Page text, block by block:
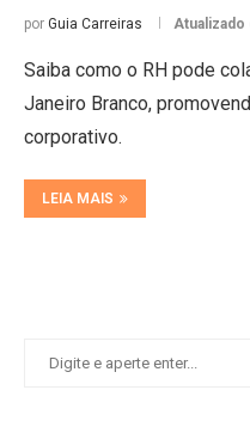
por Guia Carreiras Atualizado
Saiba como o RH pode
Janeiro Branco,
corporativo.
LEIA MAIS